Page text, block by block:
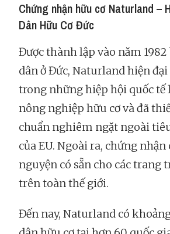
Chứng nhận hữu cơ Naturland –
Dân Hữu Cơ Đức
Được thành lập vào năm 1982
dân ở Đức, Naturland hiện
trong những hiệp hội quốc tế
nông nghiệp hữu cơ và đã
chuẩn nghiêm ngặt ngoài
của EU. Ngoài ra, chứng
nguyện có sẵn cho các trang
trên toàn thế giới.
Đến nay, Naturland có